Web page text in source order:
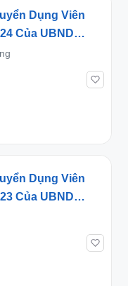
Dụng Viên
Của UBND
Dụng Viên
Của UBND